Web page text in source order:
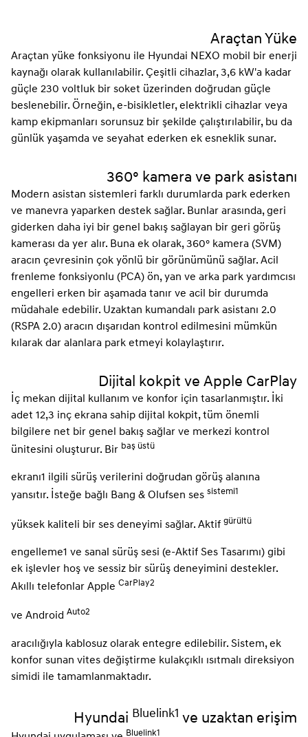
Araçtan Yüke
Araçtan yüke fonksiyonu ile Hyundai NEXO mobil bir enerji
kaynağı olarak kullanılabilir. Çeşitli cihazlar, 3,6 kW'a kadar
güçle 230 voltluk bir soket üzerinden doğrudan güçle
beslenebilir. Örneğin, e-bisikletler, elektrikli cihazlar veya
kamp ekipmanları sorunsuz bir şekilde çalıştırılabilir, bu da
günlük yaşamda ve seyahat ederken ek esneklik sunar.
360° kamera ve park asistanı
Modern asistan sistemleri farklı durumlarda park ederken
ve manevra yaparken destek sağlar. Bunlar arasında, geri
giderken daha iyi bir genel bakış sağlayan bir geri görüş
kamerası da yer alır. Buna ek olarak, 360° kamera (SVM)
aracın çevresinin çok yönlü bir görünümünü sağlar. Acil
frenleme fonksiyonlu (PCA) ön, yan ve arka park yardımcısı
engelleri erken bir aşamada tanır ve acil bir durumda
müdahale edebilir. Uzaktan kumandalı park asistanı 2.0
(RSPA 2.0) aracın dışarıdan kontrol edilmesini mümkün
kılarak dar alanlara park etmeyi kolaylaştırır.
Dijital kokpit ve Apple CarPlay
İç mekan dijital kullanım ve konfor için tasarlanmıştır. İki
adet 12,3 inç ekrana sahip dijital kokpit, tüm önemli
bilgilere net bir genel bakış sağlar ve merkezi kontrol
ünitesini oluşturur. Bir baş üstü
ekranı1 ilgili sürüş verilerini doğrudan görüş alanına
yansıtır. İsteğe bağlı Bang & Olufsen ses sistemi1
yüksek kaliteli bir ses deneyimi sağlar. Aktif gürültü
engelleme1 ve sanal sürüş sesi (e-Aktif Ses Tasarımı) gibi
ek işlevler hoş ve sessiz bir sürüş deneyimini destekler.
Akıllı telefonlar Apple CarPlay2
ve Android Auto2
aracılığıyla kablosuz olarak entegre edilebilir. Sistem, ek
konfor sunan vites değiştirme kulakçıklı ısıtmalı direksiyon
simidi ile tamamlanmaktadır.
Hyundai Bluelink1 ve uzaktan erişim
Bluelink1